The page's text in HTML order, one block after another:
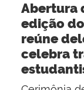
e
Silva
Abertura
edição
reúne
celebra